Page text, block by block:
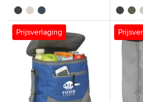
noir beigebleu marine noir vert
Prijsverlaging